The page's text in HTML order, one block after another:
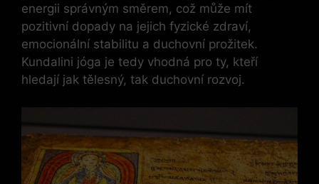
energii správným směrem, což může mít
pozitivní dopady na jejich fyzické zdraví,
emocionální stabilitu a duchovní prožitek.
Kundalini jóga je tedy vhodná pro ty, kteří
hledají jak tělesný, tak duchovní rozvoj.